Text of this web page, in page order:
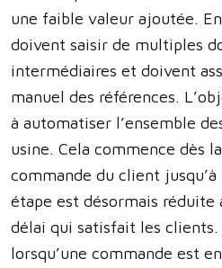
une faible valeur ajoutée.
doivent saisir de multiples
intermédiaires et doivent
manuel des références.
à automatiser l’ensemble
usine. Cela commence dès
commande du client
étape est désormais réduite
délai qui satisfait les
lorsqu’une commande est